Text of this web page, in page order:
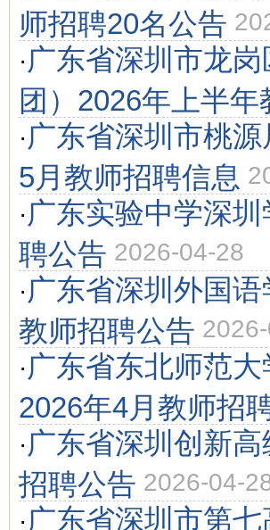
师招聘20名公告
· 广东省深圳市龙
团）2026年上半
· 广东省深圳市桃
5月教师招聘信息
· 广东实验中学深
聘公告 2026-04-28
· 广东省深圳外国
教师招聘公告
· 广东省东北师范
2026年4月教师招
· 广东省深圳创新
招聘公告 2026-04-
· 广东省深圳市第